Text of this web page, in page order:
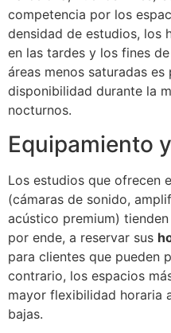
competencia por los
densidad de estudios, los
en las tardes y los fines
áreas menos saturadas
disponibilidad durante la
nocturnos.
Equipamiento
Los estudios que ofrecen
(cámaras de sonido,
acústico premium)
por ende, a reservar sus
para clientes que pueden
contrario, los espacios
mayor flexibilidad horaria
bajas.